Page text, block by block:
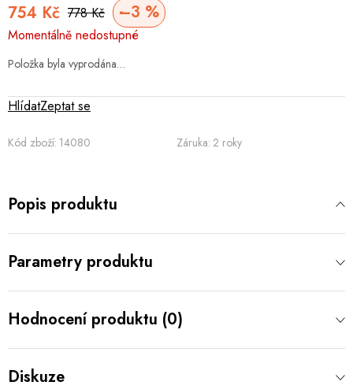
778 Kč –3 %
754 Kč
Měrná
Položka byla vyprodána…
Momentálně nedostupné
Kód zboží: 14080 Záruka: 2 roky
Zeptat se
Hlídat
Popis produktu
Parametry produktu
Hodnocení produktu (0)
Diskuze